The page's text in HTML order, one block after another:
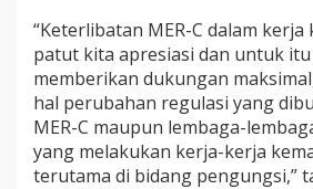
“Keterlibatan MER-C dalam kerja
patut kita apresiasi dan untuk
memberikan dukungan
hal perubahan regulasi yang
MER-C maupun lembaga-
yang melakukan kerja-kerja
terutama di bidang pengungsi,”